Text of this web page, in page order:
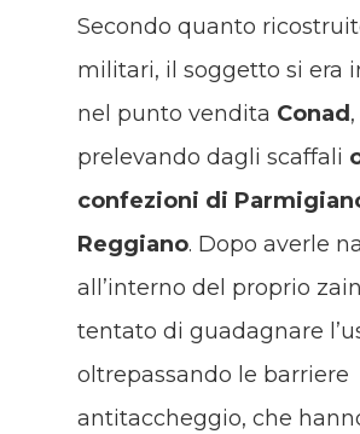
Secondo quanto
militari, il soggetto si era
nel punto vendita Conad ,
prelevando dagli scaffali
confezioni di
Reggiano. Dopo averle
all’interno del proprio
tentato di guadagnare
oltrepassando le barriere
antitaccheggio, che